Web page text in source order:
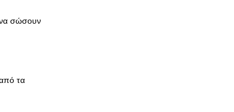
να σώσουν
από τα